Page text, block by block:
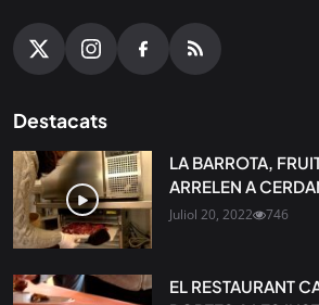
Destacats
LA BARROTA,
ARRELEN A
Juliol 20, 2022 746
EL RESTAURANT